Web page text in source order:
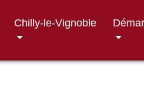
Chilly-le-Vignoble